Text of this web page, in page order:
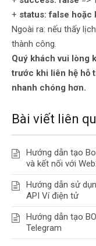
+ status: false hoặc
Ngoài ra: nếu thấy
thành công.
Quý khách vui lòng
trước khi liên hệ hỗ
nhanh chóng hơn.
Bài viết liên
Hướng dẫn tạo
và kết nối với
Hướng dẫn sử
API Ví điện tử
Hướng dẫn tạo
Telegram